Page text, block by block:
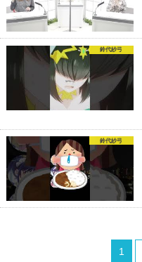
鈴代紗弓
鈴代紗弓
1